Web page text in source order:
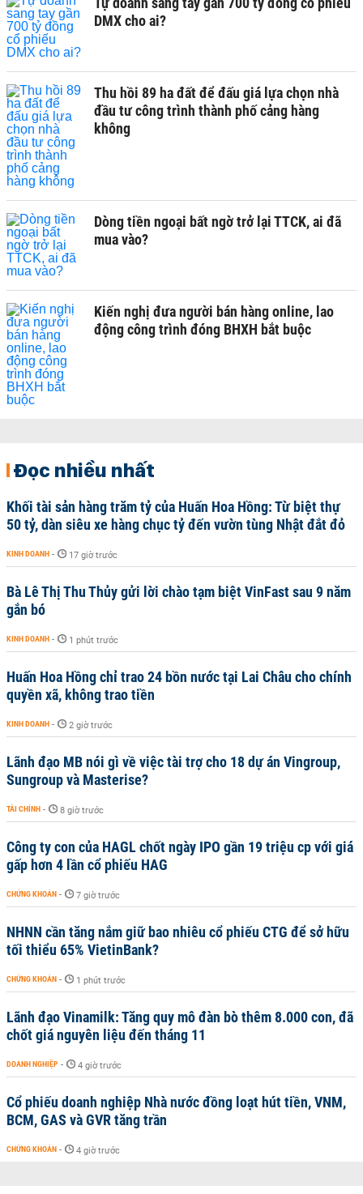
DMX cho ai?
Thu hồi 89 ha đất để đấu giá lựa chọn nhà
đầu tư công trình thành phố cảng hàng
không
Dòng tiền ngoại bất ngờ trở lại TTCK, ai đã
mua vào?
Kiến nghị đưa người bán hàng online, lao
động công trình đóng BHXH bắt buộc
Đọc nhiều nhất
Khối tài sản hàng trăm tỷ của Huấn Hoa Hồng: Từ biệt thự
50 tỷ, dàn siêu xe hàng chục tỷ đến vườn tùng Nhật đắt đỏ
KINH DOANH - 17 giờ trước
Bà Lê Thị Thu Thủy gửi lời chào tạm biệt VinFast sau 9 năm
gắn bó
KINH DOANH - 1 phút trước
Huấn Hoa Hồng chỉ trao 24 bồn nước tại Lai Châu cho chính
quyền xã, không trao tiền
KINH DOANH - 2 giờ trước
Lãnh đạo MB nói gì về việc tài trợ cho 18 dự án Vingroup,
Sungroup và Masterise?
TÀI CHÍNH - 8 giờ trước
Công ty con của HAGL chốt ngày IPO gần 19 triệu cp với giá
gấp hơn 4 lần cổ phiếu HAG
CHỨNG KHOÁN - 7 giờ trước
NHNN cần tăng nắm giữ bao nhiêu cổ phiếu CTG để sở hữu
tối thiểu 65% VietinBank?
CHỨNG KHOÁN - 1 phút trước
Lãnh đạo Vinamilk: Tăng quy mô đàn bò thêm 8.000 con, đã
chốt giá nguyên liệu đến tháng 11
DOANH NGHIỆP - 4 giờ trước
Cổ phiếu doanh nghiệp Nhà nước đồng loạt hút tiền, VNM,
BCM, GAS và GVR tăng trần
CHỨNG KHOÁN - 4 giờ trước